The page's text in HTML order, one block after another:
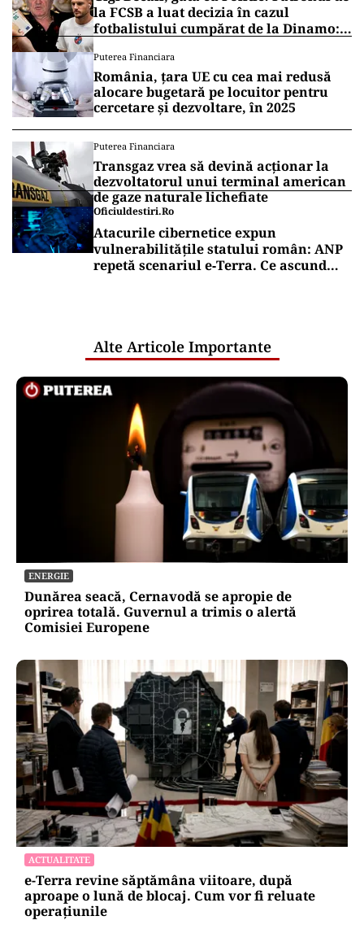
la FCSB a luat decizia în cazul
fotbalistului cumpărat de la Dinamo:
Puterea Financiara
România, țara UE cu cea mai redusă
alocare bugetară pe locuitor pentru
cercetare și dezvoltare, în 2025
Puterea Financiara
Transgaz vrea să devină acționar la
dezvoltatorul unui terminal american
de gaze naturale lichefiate
Oficiuldestiri.ro
Atacurile cibernetice expun
vulnerabilitățile statului român: ANP
repetă scenariul e‑Terra. Ce ascund
Alte Articole Importante
ENERGIE
Dunărea seacă, Cernavodă se apropie de
oprirea totală. Guvernul a trimis o alertă
Comisiei Europene
ACTUALITATE
e-Terra revine săptămâna viitoare, după
aproape o lună de blocaj. Cum vor fi reluate
operațiunile